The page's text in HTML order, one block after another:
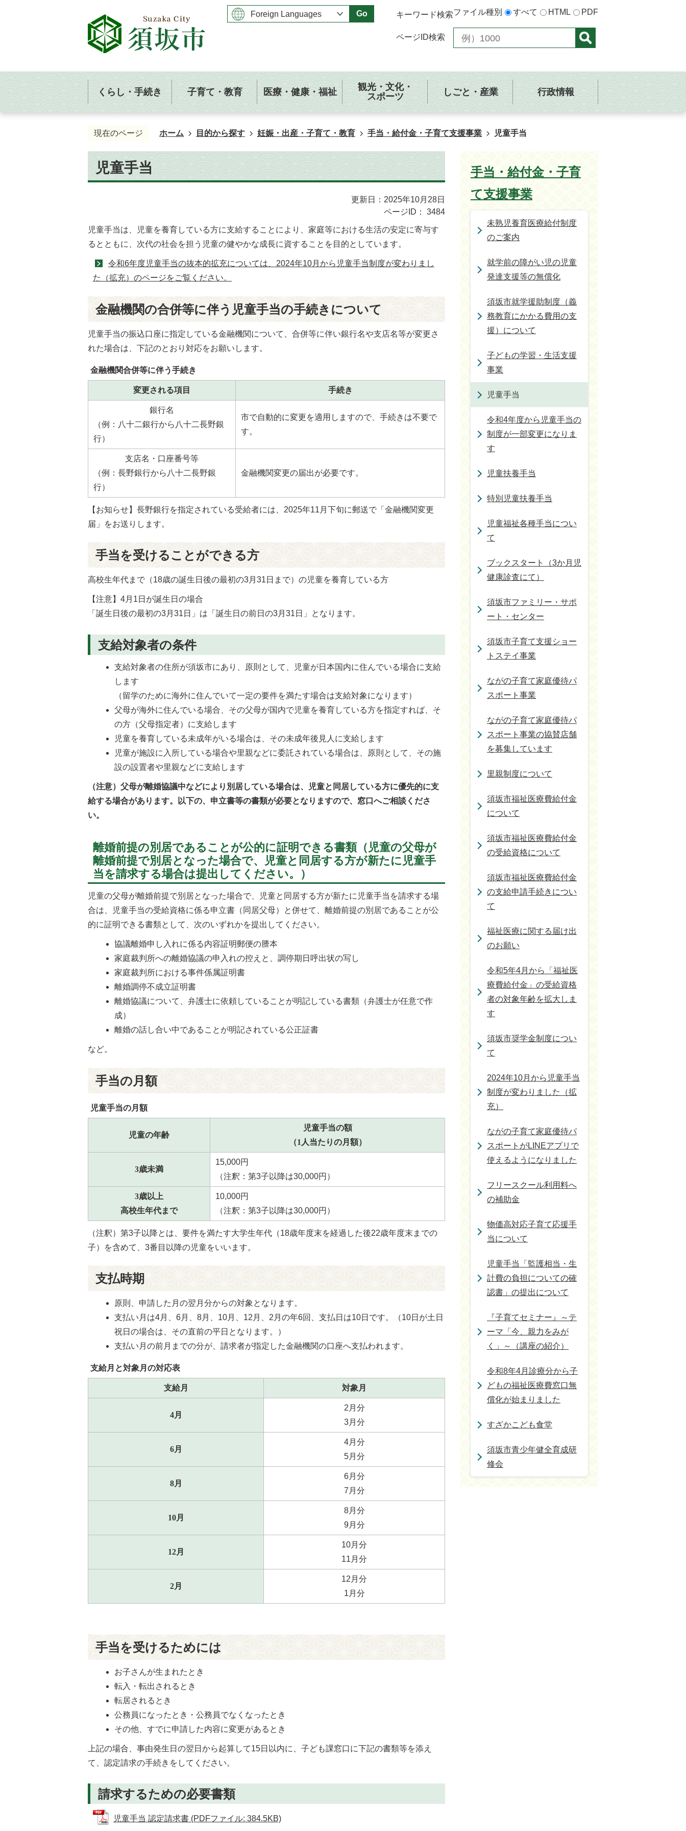
Go キーワード検索ファイル種別 すべて HTML PDF
ページID検索
くらし・手続き 子育て・教育 医療・健康・福祉
観光・文化・
スポーツ
しごと・産業 行政情報
現在のページ ホーム 目的から探す 妊娠・出産・子育て・教育 手当・給付金・子育て支援事業 児童手当
児童手当
更新日：2025年10月28日
ページID：
3484
児童手当は、児童を養育している方に支給することにより、家庭等における生活の安定に寄与す
るとともに、次代の社会を担う児童の健やかな成長に資することを目的としています。
令和6年度児童手当の抜本的拡充については、2024年10月から児童手当制度が変わりまし
た（拡充）のページをご覧ください。
金融機関の合併等に伴う児童手当の手続きについて
児童手当の振込口座に指定している金融機関について、合併等に伴い銀行名や支店名等が変更さ
れた場合は、下記のとおり対応をお願いします。
金融機関合併等に伴う手続き
変更される項目 手続き
銀行名
（例：八十二銀行から八十二長野銀
行）
市で自動的に変更を適用しますので、手続きは不要で
す。
支店名・口座番号等
（例：長野銀行から八十二長野銀
行）
金融機関変更の届出が必要です。
【お知らせ】長野銀行を指定されている受給者には、2025年11月下旬に郵送で「金融機関変更
届」をお送りします。
手当を受けることができる方
高校生年代まで（18歳の誕生日後の最初の3月31日まで）の児童を養育している方
【注意】4月1日が誕生日の場合
「誕生日後の最初の3月31日」は「誕生日の前日の3月31日」となります。
支給対象者の条件
支給対象者の住所が須坂市にあり、原則として、児童が日本国内に住んでいる場合に支給
します
（留学のために海外に住んでいて一定の要件を満たす場合は支給対象になります）
父母が海外に住んでいる場合、その父母が国内で児童を養育している方を指定すれば、そ
の方（父母指定者）に支給します
児童を養育している未成年がいる場合は、その未成年後見人に支給します
児童が施設に入所している場合や里親などに委託されている場合は、原則として、その施
設の設置者や里親などに支給します
（注意）父母が離婚協議中などにより別居している場合は、児童と同居している方に優先的に支
給する場合があります。以下の、申立書等の書類が必要となりますので、窓口へご相談くださ
い。
離婚前提の別居であることが公的に証明できる書類（児童の父母が
離婚前提で別居となった場合で、児童と同居する方が新たに児童手
当を請求する場合は提出してください。）
児童の父母が離婚前提で別居となった場合で、児童と同居する方が新たに児童手当を請求する場
合は、児童手当の受給資格に係る申立書（同居父母）と併せて、離婚前提の別居であることが公
的に証明できる書類として、次のいずれかを提出してください。
協議離婚申し入れに係る内容証明郵便の謄本
家庭裁判所への離婚協議の申入れの控えと、調停期日呼出状の写し
家庭裁判所における事件係属証明書
離婚調停不成立証明書
離婚協議について、弁護士に依頼していることが明記している書類（弁護士が任意で作
成）
離婚の話し合い中であることが明記されている公正証書
など。
手当の月額
児童手当の月額
児童の年齢
児童手当の額
（1人当たりの月額）
3歳未満
15,000円
（注釈：第3子以降は30,000円）
3歳以上
高校生年代まで
10,000円
（注釈：第3子以降は30,000円）
（注釈）第3子以降とは、要件を満たす大学生年代（18歳年度末を経過した後22歳年度末までの
子）を含めて、3番目以降の児童をいいます。
支払時期
原則、申請した月の翌月分からの対象となります。
支払い月は4月、6月、8月、10月、12月、2月の年6回、支払日は10日です。（10日が土日
祝日の場合は、その直前の平日となります。）
支払い月の前月までの分が、請求者が指定した金融機関の口座へ支払われます。
支給月と対象月の対応表
支給月 対象月
4月
2月分
3月分
6月
4月分
5月分
8月
6月分
7月分
10月
8月分
9月分
12月
10月分
11月分
2月
12月分
1月分
手当を受けるためには
お子さんが生まれたとき
転入・転出されるとき
転居されるとき
公務員になったとき・公務員でなくなったとき
その他、すでに申請した内容に変更があるとき
上記の場合、事由発生日の翌日から起算して15日以内に、子ども課窓口に下記の書類等を添え
て、認定請求の手続きをしてください。
請求するための必要書類
児童手当 認定請求書 (PDFファイル: 384.5KB)
手当・給付金・子育
て支援事業
未熟児養育医療給付制度
のご案内
就学前の障がい児の児童
発達支援等の無償化
須坂市就学援助制度（義
務教育にかかる費用の支
援）について
子どもの学習・生活支援
事業
児童手当
令和4年度から児童手当の
制度が一部変更になりま
す
児童扶養手当
特別児童扶養手当
児童福祉各種手当につい
て
ブックスタート（3か月児
健康診査にて）
須坂市ファミリー・サポ
ート・センター
須坂市子育て支援ショー
トステイ事業
ながの子育て家庭優待パ
スポート事業
ながの子育て家庭優待パ
スポート事業の協賛店舗
を募集しています
里親制度について
須坂市福祉医療費給付金
について
須坂市福祉医療費給付金
の受給資格について
須坂市福祉医療費給付金
の支給申請手続きについ
て
福祉医療に関する届け出
のお願い
令和5年4月から「福祉医
療費給付金」の受給資格
者の対象年齢を拡大しま
す
須坂市奨学金制度につい
て
2024年10月から児童手当
制度が変わりました（拡
充）
ながの子育て家庭優待パ
スポートがLINEアプリで
使えるようになりました
フリースクール利用料へ
の補助金
物価高対応子育て応援手
当について
児童手当「監護相当・生
計費の負担についての確
認書」の提出について
『子育てセミナー』～テ
ーマ「今、親力をみが
く」～（講座の紹介）
令和8年4月診療分から子
どもの福祉医療費窓口無
償化が始まりました
すざかこども食堂
須坂市青少年健全育成研
修会